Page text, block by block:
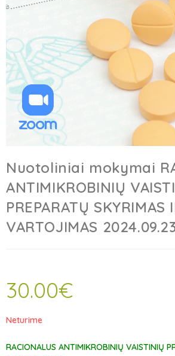
Nuotoliniai mokymai
ANTIMIKROBINIŲ
PREPARATŲ SKYRIMAS
VARTOJIMAS
30.00€
Neturime
RACIONALUS ANTIMIKROBINIŲ VAISTINIŲ